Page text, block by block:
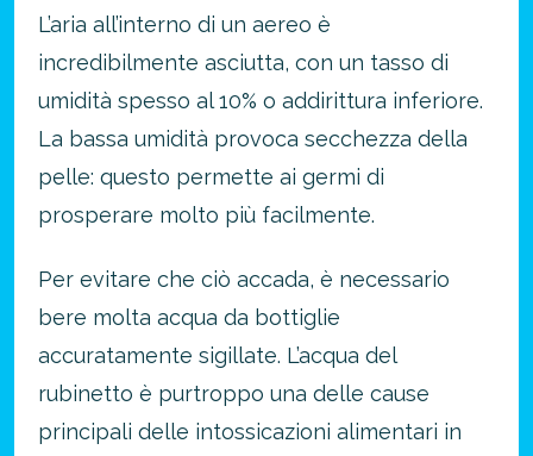
L’aria all’interno di un aereo è
incredibilmente asciutta, con un tasso di
umidità spesso al 10% o addirittura inferiore.
La bassa umidità provoca secchezza della
pelle: questo permette ai germi di
prosperare molto più facilmente.
Per evitare che ciò accada, è necessario
bere molta acqua da bottiglie
accuratamente sigillate. L’acqua del
rubinetto è purtroppo una delle cause
principali delle intossicazioni alimentari in